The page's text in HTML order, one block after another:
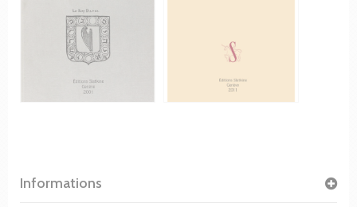
Informations